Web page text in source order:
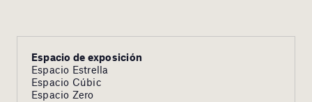
Espacio de exposición
Espacio Estrella
Espacio Cúbic
Espacio Zero